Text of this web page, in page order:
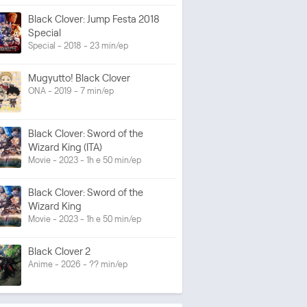
Black Clover: Jump Festa 2018
Special
Special - 2018 - 23 min/ep
Mugyutto! Black Clover
ONA - 2019 - 7 min/ep
Black Clover: Sword of the
Wizard King (ITA)
Movie - 2023 - 1h e 50 min/ep
Black Clover: Sword of the
Wizard King
Movie - 2023 - 1h e 50 min/ep
Black Clover 2
Anime - 2026 - ?? min/ep